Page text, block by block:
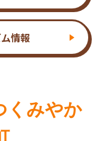
情報
くみやか